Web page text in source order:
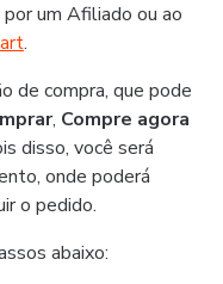
um Afiliado ou ao
.
de compra, que pode
, Compre agora
disso, você será
onde poderá
o pedido.
abaixo: